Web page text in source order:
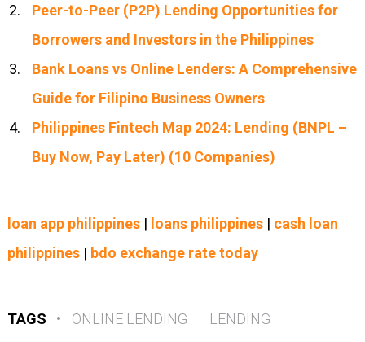
Peer-to-Peer (P2P) Lending Opportunities for
Borrowers and Investors in the Philippines
Bank Loans vs Online Lenders: A Comprehensive
Guide for Filipino Business Owners
Philippines Fintech Map 2024: Lending (BNPL –
Buy Now, Pay Later) (10 Companies)
loan app philippines| loans philippines| cash loan
philippines| bdo exchange rate today
TAGS • ONLINE LENDING LENDING